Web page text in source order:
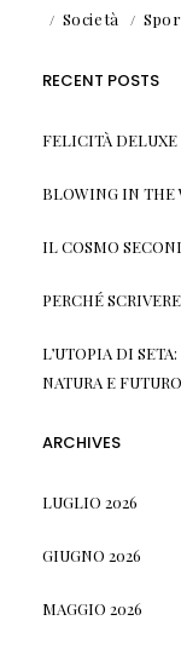
Società
RECENT POSTS
FELICITÀ DELUXE
BLOWING IN THE
IL COSMO
PERCHÉ
L’UTOPIA DI
NATURA E FUTURO
ARCHIVES
LUGLIO 2026
GIUGNO 2026
MAGGIO 2026